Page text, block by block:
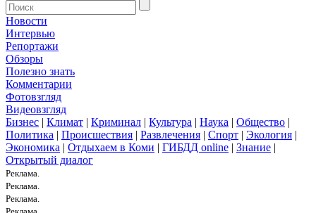
Новости
Интервью
Репортажи
Обзоры
Полезно знать
Комментарии
Фотовзгляд
Видеовзгляд
Бизнес | Климат | Криминал | Культура | Наука | Общество |
Политика | Происшествия | Развлечения | Спорт | Экология |
Экономика | Отдыхаем в Коми | ГИБДД online | Знание |
Открытый диалог
Реклама.
Реклама.
Реклама.